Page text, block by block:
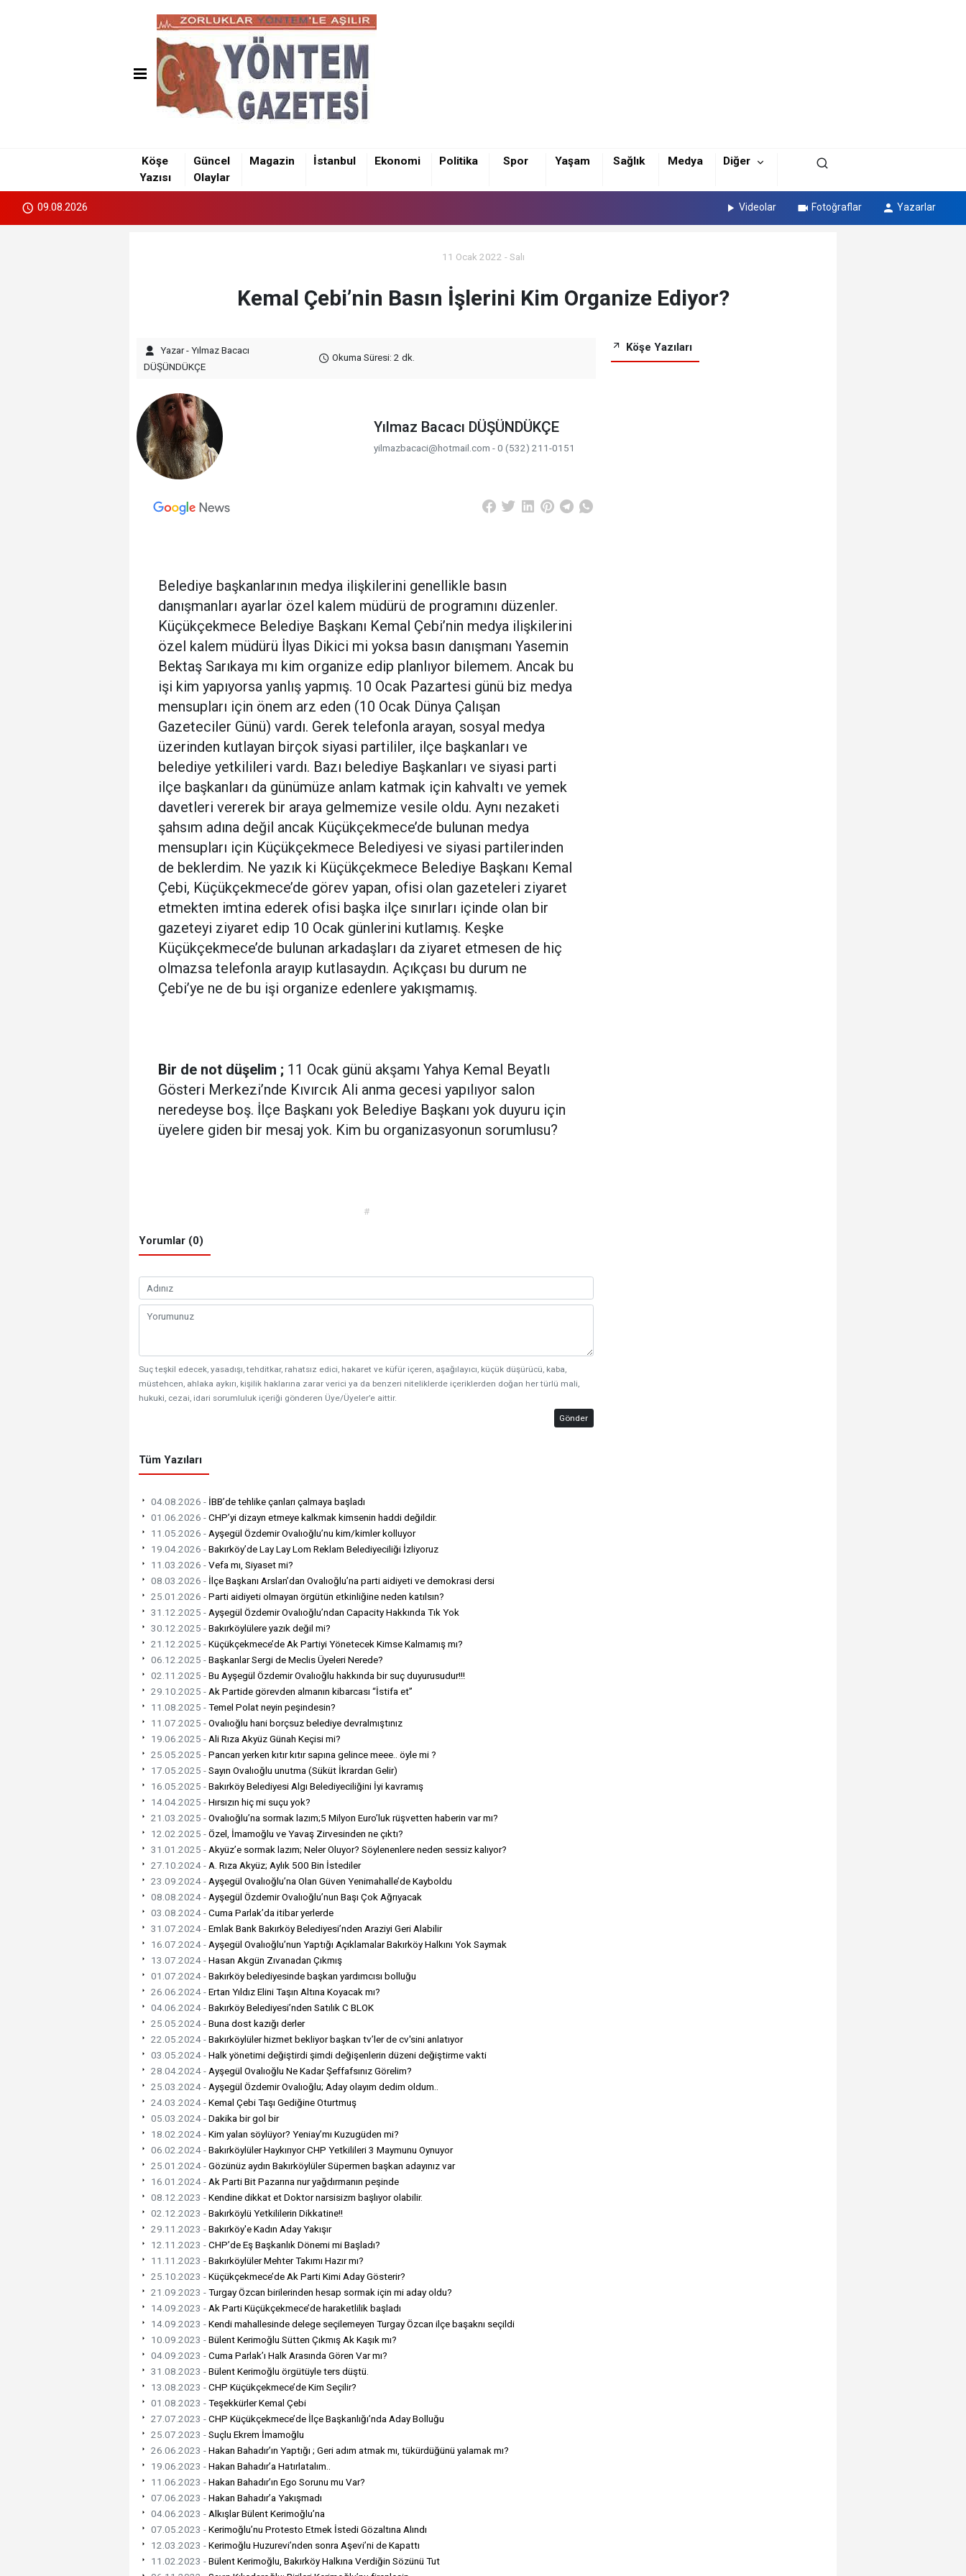
Köşe
Yazısı
Güncel
Olaylar
Magazin İstanbul Ekonomi Politika Spor Yaşam Sağlık Medya Diğer
09.08.2026 Videolar Fotoğraflar Yazarlar
11 Ocak 2022 - Salı
Kemal Çebi’nin Basın İşlerini Kim Organize Ediyor?
Yazar - Yılmaz Bacacı
DÜŞÜNDÜKÇE
Okuma Süresi: 2 dk.
Yılmaz Bacacı DÜŞÜNDÜKÇE
yilmazbacaci@hotmail.com - 0 (532) 211-0151
Belediye başkanlarının medya ilişkilerini genellikle basın
danışmanları ayarlar özel kalem müdürü de programını düzenler.
Küçükçekmece Belediye Başkanı Kemal Çebi’nin medya ilişkilerini
özel kalem müdürü İlyas Dikici mi yoksa basın danışmanı Yasemin
Bektaş Sarıkaya mı kim organize edip planlıyor bilemem. Ancak bu
işi kim yapıyorsa yanlış yapmış. 10 Ocak Pazartesi günü biz medya
mensupları için önem arz eden (10 Ocak Dünya Çalışan
Gazeteciler Günü) vardı. Gerek telefonla arayan, sosyal medya
üzerinden kutlayan birçok siyasi partililer, ilçe başkanları ve
belediye yetkilileri vardı. Bazı belediye Başkanları ve siyasi parti
ilçe başkanları da günümüze anlam katmak için kahvaltı ve yemek
davetleri vererek bir araya gelmemize vesile oldu. Aynı nezaketi
şahsım adına değil ancak Küçükçekmece’de bulunan medya
mensupları için Küçükçekmece Belediyesi ve siyasi partilerinden
de beklerdim. Ne yazık ki Küçükçekmece Belediye Başkanı Kemal
Çebi, Küçükçekmece’de görev yapan, ofisi olan gazeteleri ziyaret
etmekten imtina ederek ofisi başka ilçe sınırları içinde olan bir
gazeteyi ziyaret edip 10 Ocak günlerini kutlamış. Keşke
Küçükçekmece’de bulunan arkadaşları da ziyaret etmesen de hiç
olmazsa telefonla arayıp kutlasaydın. Açıkçası bu durum ne
Çebi’ye ne de bu işi organize edenlere yakışmamış.
Bir de not düşelim ; 11 Ocak günü akşamı Yahya Kemal Beyatlı
Gösteri Merkezi’nde Kıvırcık Ali anma gecesi yapılıyor salon
neredeyse boş. İlçe Başkanı yok Belediye Başkanı yok duyuru için
üyelere giden bir mesaj yok. Kim bu organizasyonun sorumlusu?
#
Yorumlar (0)
Suç teşkil edecek, yasadışı, tehditkar, rahatsız edici, hakaret ve küfür içeren, aşağılayıcı, küçük düşürücü, kaba,
müstehcen, ahlaka aykırı, kişilik haklarına zarar verici ya da benzeri niteliklerde içeriklerden doğan her türlü mali,
hukuki, cezai, idari sorumluluk içeriği gönderen Üye/Üyeler’e aittir.
Gönder
Tüm Yazıları
04.08.2026 - İBB’de tehlike çanları çalmaya başladı
01.06.2026 -CHP’yi dizayn etmeye kalkmak kimsenin haddi değildir.
11.05.2026 -Ayşegül Özdemir Ovalıoğlu’nu kim/kimler kolluyor
19.04.2026 -Bakırköy’de Lay Lay Lom Reklam Belediyeciliği İzliyoruz
11.03.2026 -Vefa mı, Siyaset mi?
08.03.2026 - İlçe Başkanı Arslan’dan Ovalıoğlu’na parti aidiyeti ve demokrasi dersi
25.01.2026 -Parti aidiyeti olmayan örgütün etkinliğine neden katılsın?
31.12.2025 -Ayşegül Özdemir Ovalıoğlu’ndan Capacity Hakkında Tık Yok
30.12.2025 -Bakırköylülere yazık değil mi?
21.12.2025 -Küçükçekmece’de Ak Partiyi Yönetecek Kimse Kalmamış mı?
06.12.2025 -Başkanlar Sergi de Meclis Üyeleri Nerede?
02.11.2025 -Bu Ayşegül Özdemir Ovalıoğlu hakkında bir suç duyurusudur!!!
29.10.2025 -Ak Partide görevden almanın kibarcası “İstifa et”
11.08.2025 -Temel Polat neyin peşindesin?
11.07.2025 -Ovalıoğlu hani borçsuz belediye devralmıştınız
19.06.2025 -Ali Rıza Akyüz Günah Keçisi mi?
25.05.2025 -Pancarı yerken kıtır kıtır sapına gelince meee.. öyle mi ?
17.05.2025 -Sayın Ovalıoğlu unutma (Süküt İkrardan Gelir)
16.05.2025 -Bakırköy Belediyesi Algı Belediyeciliğini İyi kavramış
14.04.2025 -Hırsızın hiç mi suçu yok?
21.03.2025 -Ovalıoğlu’na sormak lazım;5 Milyon Euro’luk rüşvetten haberin var mı?
12.02.2025 -Özel, İmamoğlu ve Yavaş Zirvesinden ne çıktı?
31.01.2025 -Akyüz’e sormak lazım; Neler Oluyor? Söylenenlere neden sessiz kalıyor?
27.10.2024 -A. Rıza Akyüz; Aylık 500 Bin İstediler
23.09.2024 -Ayşegül Ovalıoğlu’na Olan Güven Yenimahalle’de Kayboldu
08.08.2024 -Ayşegül Özdemir Ovalıoğlu’nun Başı Çok Ağrıyacak
03.08.2024 -Cuma Parlak’da itibar yerlerde
31.07.2024 -Emlak Bank Bakırköy Belediyesi’nden Araziyi Geri Alabilir
16.07.2024 -Ayşegül Ovalıoğlu’nun Yaptığı Açıklamalar Bakırköy Halkını Yok Saymak
13.07.2024 -Hasan Akgün Zıvanadan Çıkmış
01.07.2024 -Bakırköy belediyesinde başkan yardımcısı bolluğu
26.06.2024 -Ertan Yıldız Elini Taşın Altına Koyacak mı?
04.06.2024 -Bakırköy Belediyesi’nden Satılık C BLOK
25.05.2024 -Buna dost kazığı derler
22.05.2024 -Bakırköylüler hizmet bekliyor başkan tv’ler de cv'sini anlatıyor
03.05.2024 -Halk yönetimi değiştirdi şimdi değişenlerin düzeni değiştirme vakti
28.04.2024 -Ayşegül Ovalıoğlu Ne Kadar Şeffafsınız Görelim?
25.03.2024 -Ayşegül Özdemir Ovalıoğlu; Aday olayım dedim oldum..
24.03.2024 -Kemal Çebi Taşı Gediğine Oturtmuş
05.03.2024 -Dakika bir gol bir
18.02.2024 -Kim yalan söylüyor? Yeniay’mı Kuzugüden mi?
06.02.2024 -Bakırköylüler Haykırıyor CHP Yetkilileri 3 Maymunu Oynuyor
25.01.2024 -Gözünüz aydın Bakırköylüler Süpermen başkan adayınız var
16.01.2024 -Ak Parti Bit Pazarına nur yağdırmanın peşinde
08.12.2023 -Kendine dikkat et Doktor narsisizm başlıyor olabilir.
02.12.2023 -Bakırköylü Yetkililerin Dikkatine!!
29.11.2023 -Bakırköy'e Kadın Aday Yakışır
12.11.2023 -CHP’de Eş Başkanlık Dönemi mi Başladı?
11.11.2023 -Bakırköylüler Mehter Takımı Hazır mı?
25.10.2023 -Küçükçekmece’de Ak Parti Kimi Aday Gösterir?
21.09.2023 -Turgay Özcan birilerinden hesap sormak için mi aday oldu?
14.09.2023 -Ak Parti Küçükçekmece’de haraketlilik başladı
14.09.2023 -Kendi mahallesinde delege seçilemeyen Turgay Özcan ilçe başaknı seçildi
10.09.2023 -Bülent Kerimoğlu Sütten Çıkmış Ak Kaşık mı?
04.09.2023 -Cuma Parlak’ı Halk Arasında Gören Var mı?
31.08.2023 -Bülent Kerimoğlu örgütüyle ters düştü.
13.08.2023 -CHP Küçükçekmece’de Kim Seçilir?
01.08.2023 -Teşekkürler Kemal Çebi
27.07.2023 -CHP Küçükçekmece’de İlçe Başkanlığı’nda Aday Bolluğu
25.07.2023 -Suçlu Ekrem İmamoğlu
26.06.2023 -Hakan Bahadır’ın Yaptığı ; Geri adım atmak mı, tükürdüğünü yalamak mı?
19.06.2023 -Hakan Bahadır’a Hatırlatalım..
11.06.2023 -Hakan Bahadır’ın Ego Sorunu mu Var?
07.06.2023 -Hakan Bahadır’a Yakışmadı
04.06.2023 -Alkışlar Bülent Kerimoğlu’na
07.05.2023 -Kerimoğlu’nu Protesto Etmek İstedi Gözaltına Alındı
12.03.2023 -Kerimoğlu Huzurevi’nden sonra Aşevi’ni de Kapattı
11.02.2023 -Bülent Kerimoğlu, Bakırköy Halkına Verdiğin Sözünü Tut
Köşe Yazıları